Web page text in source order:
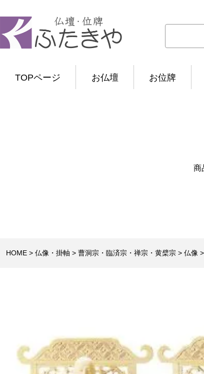
TOPページ お仏壇 お位牌
商
HOME 仏像・掛軸 曹洞宗・臨済宗・禅宗・黄檗宗 仏像